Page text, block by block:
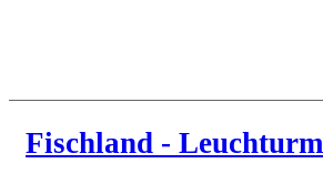
Fischland - Leuchturm